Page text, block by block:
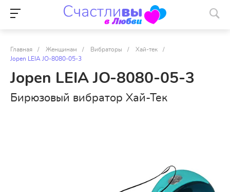
Главная / Женщинам / Вибраторы / Хай-тек
/
Jopen LEIA JO-8080-05-3
Jopen LEIA JO-8080-05-3
Бирюзовый вибратор Хай-Тек